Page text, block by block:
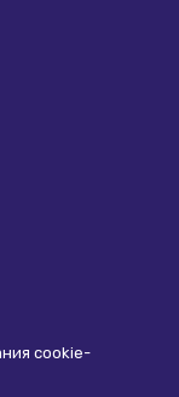
сookie-